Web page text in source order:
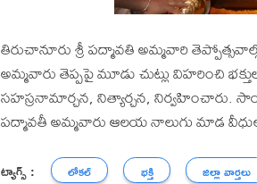
తిరుచానూరు శ్రీ పద్మావతి అమ్మవారి
అమ్మవారు తెప్పపై మూడు చుట్లు విహరించి
సహస్రనామార్చన, నిత్యార్చన, నిర్వహించారు.
పద్మావతీ అమ్మవారు ఆలయ నాలుగు మాడ
ట్యాగ్స్ : లోకల్ భక్తి జిల్లా వార్తలు